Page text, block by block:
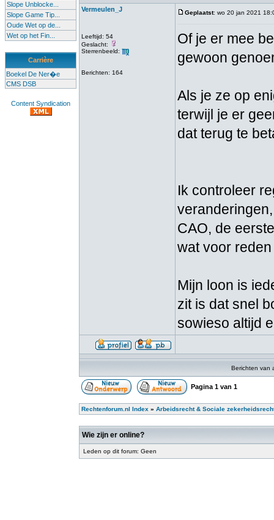
Slope Unblocke...
Slope Game Tip...
Oude Wet op de...
Wet op het Fin...
Carrière
Boekel De Ner�e
CMS DSB
Content Syndication
Vermeulen_J
Leeftijd: 54
Geslacht:
Sterrenbeeld:
Berichten: 164
Geplaatst: wo 20 jan 2021
Of je er mee
gewoon
Als je ze op
terwijl je er
dat terug te
Ik controleer
CAO, de
wat voor
Mijn loon is
zit is dat snel
sowieso altijd
Berichten van
Pagina 1 van 1
Rechtenforum.nl Index » Arbeidsrecht & Sociale
Wie zijn er online?
Leden op dit forum: Geen